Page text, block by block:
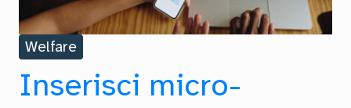
Welfare
Inserisci micro-